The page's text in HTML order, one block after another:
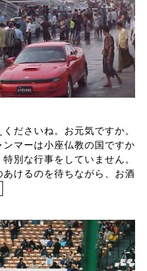
ださいね。お元気ですか。
マーは小座仏教の国ですか
別な行事をしていません。
けるのを待ちながら、お酒